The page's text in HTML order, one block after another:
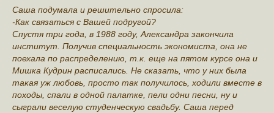
Саша подумала и решительно спросила:
-Как связаться с Вашей подругой?
Спустя три года, в 1988 году, Александра закончила
институт. Получив специальность экономиста, она не
поехала по распределению, т.к. еще на пятом курсе она и
Мишка Кудрин расписались. Не сказать, что у них была
такая уж любовь, просто так получилось, ходили вместе в
походы, спали в одной палатке, пели одни песни, ну и
сыграли веселую студенческую свадьбу. Саша перед